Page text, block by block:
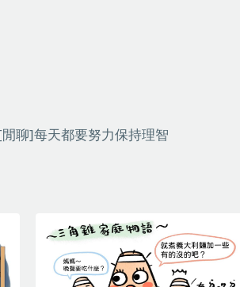
聊]每天都要努力保持理智